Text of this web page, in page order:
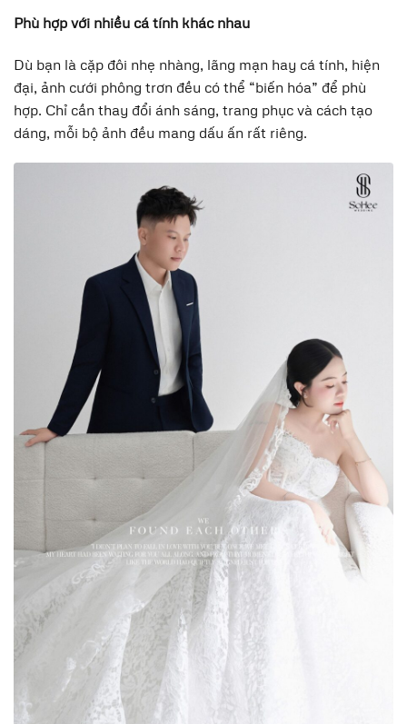
Phù hợp với nhiều cá tính khác nhau
Dù bạn là cặp đôi nhẹ nhàng, lãng mạn hay cá tính, hiện
đại, ảnh cưới phông trơn đều có thể “biến hóa” để phù
hợp. Chỉ cần thay đổi ánh sáng, trang phục và cách tạo
dáng, mỗi bộ ảnh đều mang dấu ấn rất riêng.